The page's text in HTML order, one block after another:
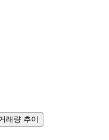
래량 추이